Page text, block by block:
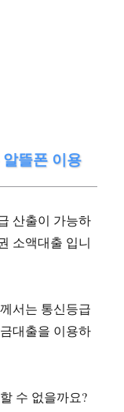
뜰폰 이용
산출이 가능하
소액대출 입니
서는 통신등급
대출을 이용하
수 없을까요?